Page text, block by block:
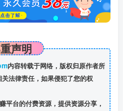
声明
内容转载于网络，版权归原作者所
法律责任，如果侵犯了您的权
平台的付费资源，提供资源分享，